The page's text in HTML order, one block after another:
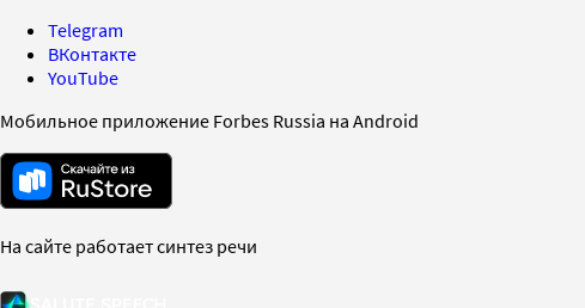
Telegram
ВКонтакте
YouTube
Мобильное приложение Forbes Russia на Android
На сайте работает синтез речи